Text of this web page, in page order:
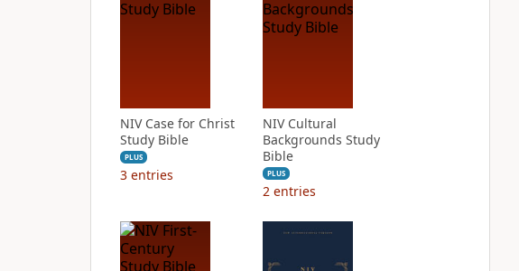
NIV Case for Christ
Study Bible
PLUS
3 entries
NIV Cultural
Backgrounds Study
Bible
PLUS
2 entries